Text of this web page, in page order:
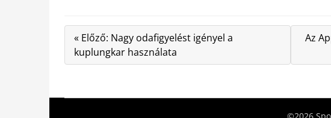
« Előző: Nagy odafigyelést igényel a
kuplungkar használata
Az